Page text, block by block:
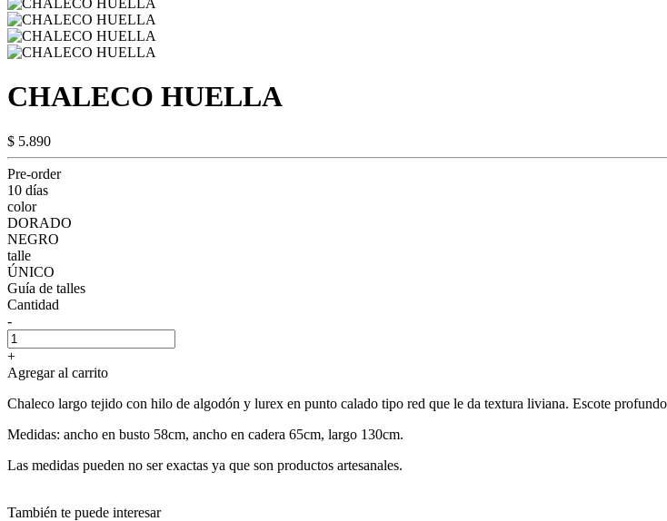
CHALECO HUELLA
$ 5.890
Pre-order
10 días
color
DORADO
NEGRO
talle
ÚNICO
Guía de talles
Cantidad
-
+
Agregar al carrito
Chaleco largo tejido con hilo de algodón y lurex en punto calado tipo red que le da textura liviana. Escote
Medidas: ancho en busto 58cm, ancho en cadera 65cm, largo 130cm.
Las medidas pueden no ser exactas ya que son productos artesanales.
También te puede interesar